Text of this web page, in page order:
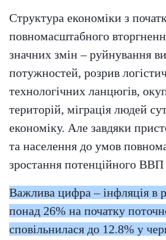
Структура економіки з
повномасштабного
значних змін – руйнування
потужностей, розрив
технологічних ланцюгів,
територій, міграція людей
економіку. Але завдяки
та населення до умов
зростання потенційного ВВП
Важлива цифра – інфляція в
понад 26% на початку
сповільнилася до 12.8% у